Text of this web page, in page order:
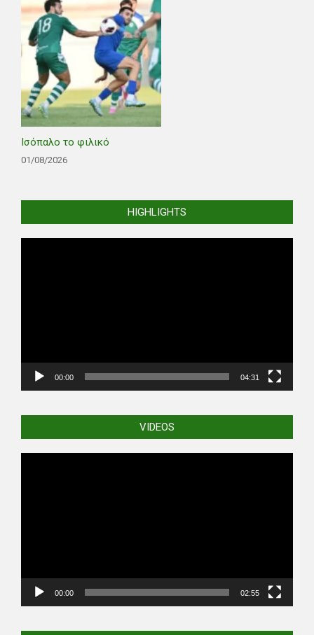
Ισόπαλο το φιλικό
01/08/2026
HIGHLIGHTS
00:00 04:31
VIDEOS
00:00 02:55